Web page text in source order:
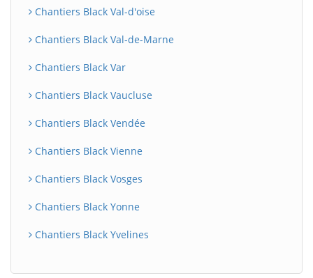
Chantiers Black Val-d'oise
Chantiers Black Val-de-Marne
Chantiers Black Var
Chantiers Black Vaucluse
Chantiers Black Vendée
Chantiers Black Vienne
Chantiers Black Vosges
Chantiers Black Yonne
Chantiers Black Yvelines